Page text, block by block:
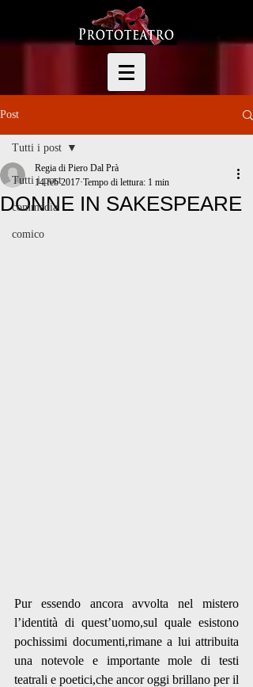
Post
Tutti i post
commedia
comico
Tutti i post
DONNE IN SAKESPEARE
Regia di Piero Dal Prà
14 feb 2017 Tempo di lettura: 1 min
Pur essendo ancora avvolta nel mistero
l’identità di quest’uomo,sul quale esistono
pochissimi documenti,rimane a lui attribuita
una notevole e importante mole di testi
teatrali e poetici,che ancor oggi brillano per il